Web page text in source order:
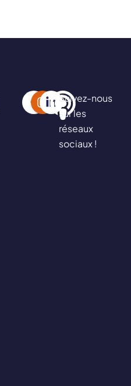
Suivez-nous
sur les
réseaux
sociaux !